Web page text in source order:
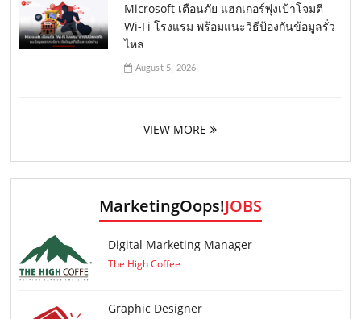
Microsoft เตือนภัย แฮกเกอร์พุ่งเป้าโจมตี
Wi-Fi โรงแรม พร้อมแนะวิธีป้องกันข้อมูลรั่ว
ไหล
August 5, 2026
VIEW MORE
MarketingOops!JOBS
Digital Marketing Manager
The High Coffee
Graphic Designer